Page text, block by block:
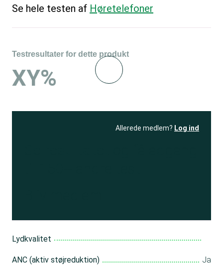
Se hele testen af Høretelefoner
Testresultater for dette produkt
XY%
Allerede medlem? Log ind
Lydkvalitet
ANC (aktiv støjreduktion) Ja